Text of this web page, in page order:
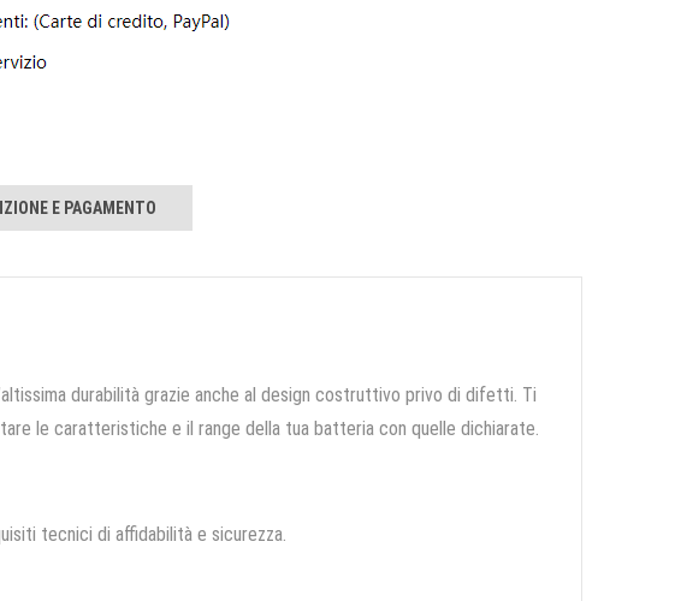
E PAGAMENTO
durabilità grazie anche al design costruttivo privo di difetti. Ti
le caratteristiche e il range della tua batteria con quelle dichiarate.
tecnici di affidabilità e sicurezza.